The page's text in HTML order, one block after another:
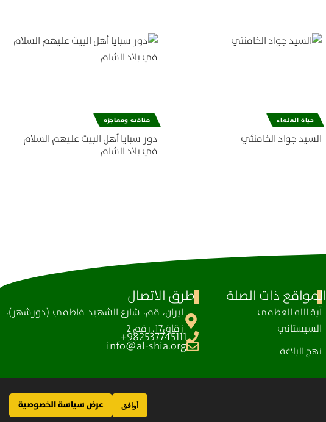
حياة العلماء
السيد جواد الخامنئي
مناقبه ومعاجزه
دور سبايا أهل البيت عليهم السلام
في بلاد الشام
المواقع ذات الصلة
آیة الله العظمی
السيستاني
نهج البلاغة
طرق الاتصال
ايران، قم، شارع الشهيد فاطمي (دورشهر)،
زقاق17، رقم 2
982537745111+
info@al-shia.org
أوافق عرض سياسة الخصوصية